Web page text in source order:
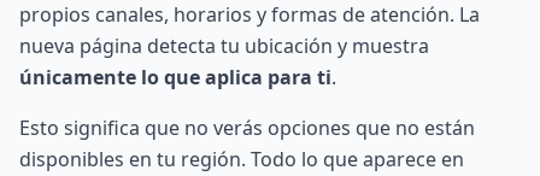
propios canales, horarios y formas de atención. La
nueva página detecta tu ubicación y muestra
únicamente lo que aplica para ti.
Esto significa que no verás opciones que no están
disponibles en tu región. Todo lo que aparece en